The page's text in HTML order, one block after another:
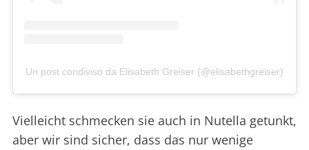
Un post condiviso da Elisabeth Greiser (@elisabethgreiser)
Vielleicht schmecken sie auch in Nutella getunkt,
aber wir sind sicher, dass das nur wenige